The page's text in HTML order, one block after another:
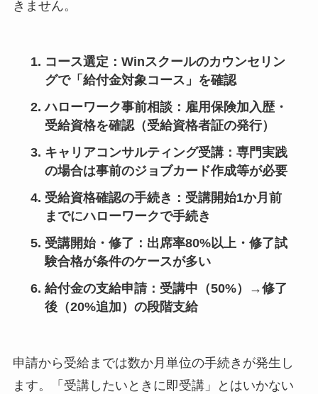
きません。
コース選定 ：Winスクールのカウンセリン
グで「給付金対象コース」を確認
ハローワーク事前相談：雇用保険加入歴・
受給資格を確認（受給資格者証の発行）
キャリアコンサルティング受講：専門実践
の場合は事前のジョブカード作成等が必要
受給資格確認の手続き ：受講開始1か月前
までにハローワークで手続き
受講開始・修了 ：出席率80%以上・修了試
験合格が条件のケースが多い
給付金の支給申請：受講中（50%）→修了
後（20%追加）の段階支給
申請から受給までは数か月単位の手続きが発生し
ます。「受講したいときに即受講」とはいかない